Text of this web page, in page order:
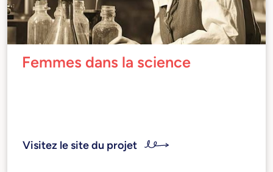
Femmes dans la science
Visitez le site du projet